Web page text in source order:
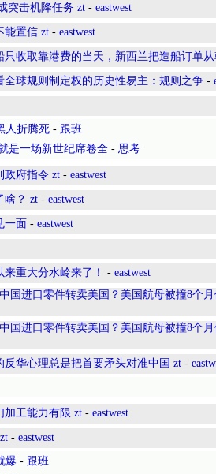
突击机降任务 zt - eastwest
能置信 zt - eastwest
收取靠港费的当天，新西兰把造船订单
球规则制定权的历史性易主：规则之争 -
人折腾死 - 跟班
是一场新世纪席卷全 - 思考
政府指令 zt - eastwest
啥？ zt - eastwest
一面 - eastwest
重大分水岭来了！ - eastwest
国进口零件转卖美国？美国航母被撞8个
国进口零件转卖美国？美国航母被撞8个
华心理总是把首要矛头对准中国 zt -
加工能力有限 zt - eastwest
- eastwest
爆 - 跟班